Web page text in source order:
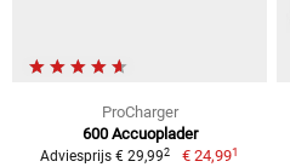
ProCharger
600 Accuoplader
Adviesprijs € 29,992 € 24,991